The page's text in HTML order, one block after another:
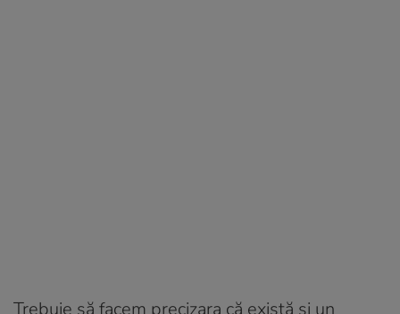
Trebuie să facem precizara că există și un